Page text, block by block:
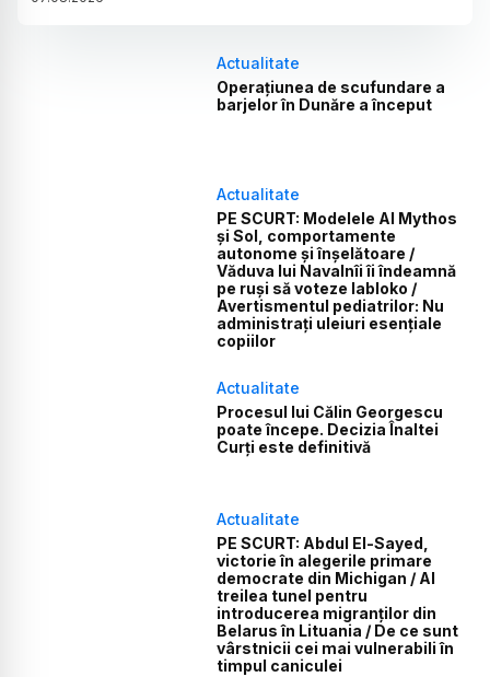
Actualitate
Operațiunea de scufundare a
barjelor în Dunăre a început
Actualitate
PE SCURT: Modelele AI Mythos
și Sol, comportamente
autonome și înșelătoare /
Văduva lui Navalnîi îi îndeamnă
pe ruși să voteze Iabloko /
Avertismentul pediatrilor: Nu
administrați uleiuri esențiale
copiilor
Actualitate
Procesul lui Călin Georgescu
poate începe. Decizia Înaltei
Curți este definitivă
Actualitate
PE SCURT: Abdul El-Sayed,
victorie în alegerile primare
democrate din Michigan / Al
treilea tunel pentru
introducerea migranților din
Belarus în Lituania / De ce sunt
vârstnicii cei mai vulnerabili în
timpul caniculei